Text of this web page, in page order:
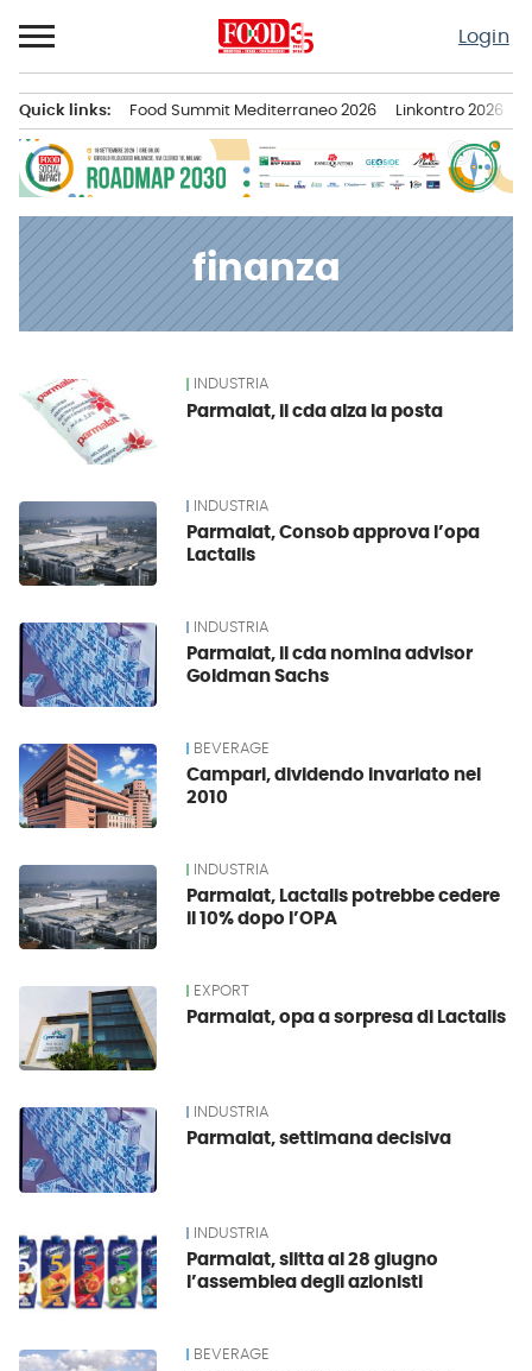
al
contenuto
Login
principale
Quick links: Food Summit Mediterraneo 2026 Linkontro 2026
finanza
News INDUSTRIA
Parmalat, il cda alza la posta
INDUSTRIA
Parmalat, Consob approva l’opa
Lactalis
INDUSTRIA
Parmalat, il cda nomina advisor
Goldman Sachs
BEVERAGE
Campari, dividendo invariato nel
2010
INDUSTRIA
Parmalat, Lactalis potrebbe cedere
il 10% dopo l’OPA
EXPORT
Parmalat, opa a sorpresa di Lactalis
INDUSTRIA
Parmalat, settimana decisiva
INDUSTRIA
Parmalat, slitta al 28 giugno
l’assemblea degli azionisti
BEVERAGE